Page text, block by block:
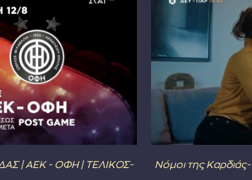
| ΑΕΚ - ΟΦΗ | ΤΕΛΙΚΟΣ- Νόμοι της Καρδιάς-